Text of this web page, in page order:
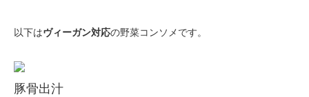
以下はヴィーガン対応の野菜コンソメです。
豚骨出汁